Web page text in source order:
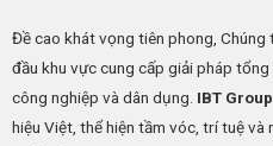
Đề cao khát vọng tiên phong,
đầu khu vực cung cấp giải pháp
công nghiệp và dân dụng. IBT Group
hiệu Việt, thể hiện tầm vóc, trí tuệ